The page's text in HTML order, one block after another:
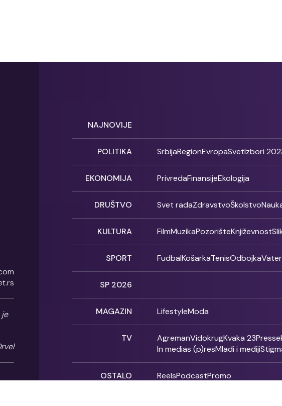
NAJNOVIJE
POLITIKA SrbijaRegionEvropaSvetIzbori
EKONOMIJA PrivredaFinansijeEkologija
DRUŠTVO Svet radaZdravstvoŠkolstvo
KULTURA FilmMuzikaPozorišteKnjiževnost
SPORT FudbalKošarkaTenisOdbojka
SP 2026
MAGAZIN LifestyleModa
TV AgremanVidokrugKvaka 23
In medias (p)resMladi i mediji
OSTALO ReelsPodcastPromo